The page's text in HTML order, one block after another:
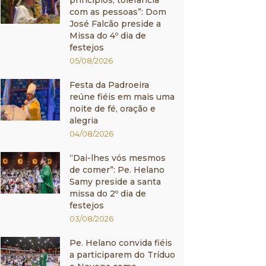
com as pessoas”: Dom
José Falcão preside a
Missa do 4º dia de
festejos
05/08/2026
Festa da Padroeira
reúne fiéis em mais uma
noite de fé, oração e
alegria
04/08/2026
“Dai-lhes vós mesmos
de comer”: Pe. Helano
Samy preside a santa
missa do 2º dia de
festejos
03/08/2026
Pe. Helano convida fiéis
a participarem do Tríduo